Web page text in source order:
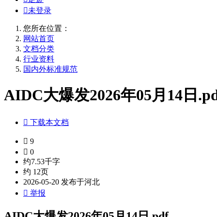
未登录
您所在位置：
网站首页
文档分类
行业资料
国内外标准规范
AIDC大爆发2026年05月14日
 下载本文档
 9
 0
约7.53千字
约 12页
2026-05-20 发布于河北
 举报